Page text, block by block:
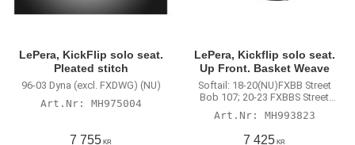
LePera, KickFlip solo seat.
Pleated stitch
96-03 Dyna (excl. FXDWG) (NU)
MH975004
7 755 KR
LePera, Kickflip solo seat.
Up Front. Basket Weave
Softail: 18-20(NU)FXBB Street
Bob 107; 20-23 FXBBS Street
Bob 114; 20-23 FXST Softail
Standard 107; 18-21(NU)FLSL
Slim
MH993823
7 425 KR